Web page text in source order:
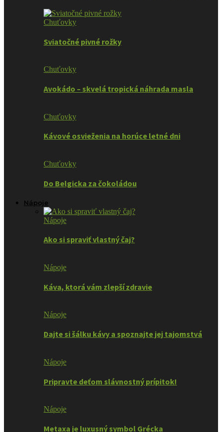
Chuťovky
Sviatočné pivné rožky
Chuťovky
Avokádo – skvelá tropická náhrada masla
Chuťovky
Kávové osvieženia na horúce letné dni
Chuťovky
Do Belgicka za čokoládou
Nápoje
Nápoje
Ako si spraviť vlastný čaj?
Nápoje
Káva, ktorá vám zlepší zdravie
Nápoje
Dajte si šálku kávy a spoznajte jej tajomstvá
Nápoje
Pripravte deťom slávnostný prípitok!
Nápoje
Metaxa je luxusný symbol Grécka